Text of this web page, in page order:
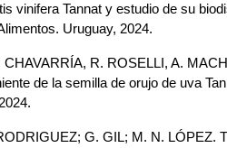
vinifera Tannat y estudio de su
Uruguay, 2024.
R. ROSELLI, A.
de la semilla de orujo de uva
G. GIL; M. N. LÓPEZ.